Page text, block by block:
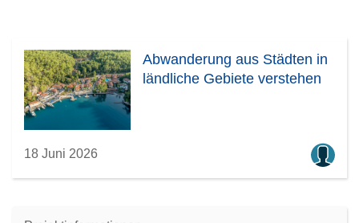
Abwanderung aus Städten in
ländliche Gebiete verstehen
18 Juni 2026